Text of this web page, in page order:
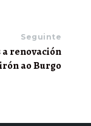
Seguinte
a renovación
ao Burgo